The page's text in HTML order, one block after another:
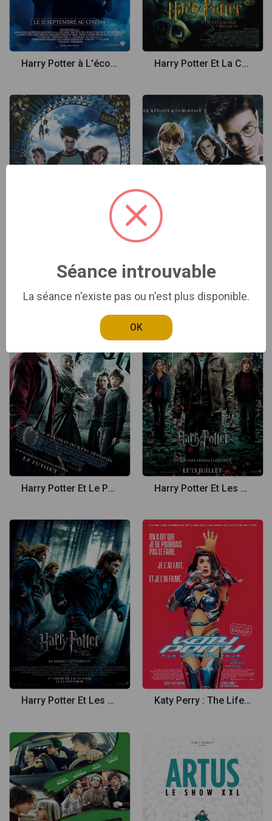
Harry Potter à L'école Des Sorciers Harry Potter Et La Chambre Des Secrets
Harry Potter Et Le Prisonnier D'Azkaban
Harry Potter Et Le Prince De Sang Mêlé Harry Potter Et Les Reliques De La Mort - Partie 2
Harry Potter Et Les Reliques De La Mort - Partie 1 Katy Perry : The Lifetimes Tour - Live from Paris
Séance introuvable
La séance n'existe pas ou n'est plus disponible.
OK